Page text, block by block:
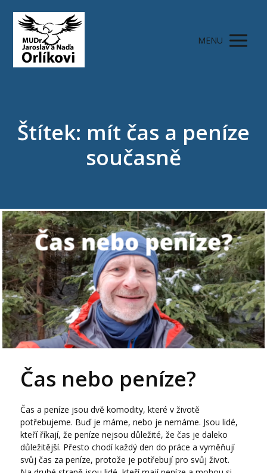
MENU
Štítek: mít čas a peníze
současně
Čas nebo peníze?
Čas a peníze jsou dvě komodity, které v životě
potřebujeme. Buď je máme, nebo je nemáme. Jsou lidé,
kteří říkají, že peníze nejsou důležité, že čas je daleko
důležitější. Přesto chodí každý den do práce a vyměňují
svůj čas za peníze, protože je potřebují pro svůj život.